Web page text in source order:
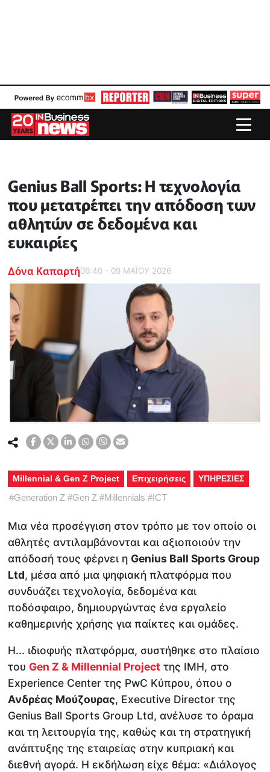
Genius Ball Sports: Η τεχνολογία
που μετατρέπει την απόδοση των
αθλητών σε δεδομένα και
ευκαιρίες
Δόνα Καπαρτή06:40 - 09 ΜΑΪ́ΟΥ 2026
Millennial & Gen Z Project Επιχειρήσεις ΥΠΗΡΕΣΙΕΣ
#Generation Z #Gen Z #Millennials #ICT
Μια νέα προσέγγιση στον τρόπο με τον οποίο οι
αθλητές αντιλαμβάνονται και αξιοποιούν την
απόδοσή τους φέρνει η Genius Ball Sports Group
Ltd, μέσα από μια ψηφιακή πλατφόρμα που
συνδυάζει τεχνολογία, δεδομένα και
ποδόσφαιρο, δημιουργώντας ένα εργαλείο
καθημερινής χρήσης για παίκτες και ομάδες.
Η... ιδιοφυής πλατφόρμα, συστήθηκε στο πλαίσιο
του Gen Z & Millennial Project της IMH, στο
Experience Center της PwC Κύπρου, όπου ο
Ανδρέας Μούζουρας, Executive Director της
Genius Ball Sports Group Ltd, ανέλυσε το όραμα
και τη λειτουργία της, καθώς και τη στρατηγική
ανάπτυξης της εταιρείας στην κυπριακή και
διεθνή αγορά. Η εκδήλωση είχε θέμα: «Διάλογος